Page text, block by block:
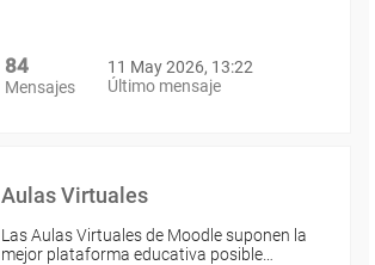
84
Mensajes
11 May 2026, 13:22
Último mensaje
Aulas Virtuales
Las Aulas Virtuales de Moodle suponen la
mejor plataforma educativa posible…